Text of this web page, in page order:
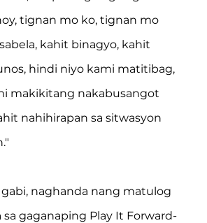
tignan mo ko, tignan mo
kahit binagyo, kahit
hindi niyo kami matitibag,
makikitang nakabusangot
nahihirapan sa sitwasyon
naghanda nang matulog
sa gaganaping Play It Forward-